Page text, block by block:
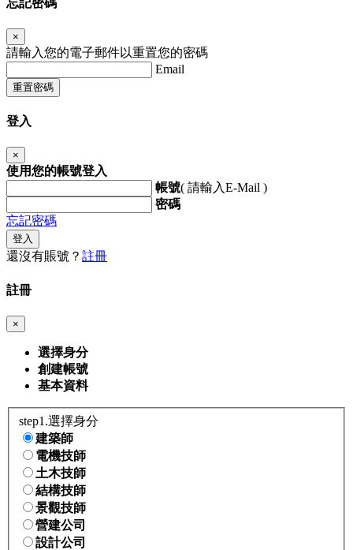
×
請輸入您的電子郵件以重置您的密碼
Email
重置密碼
登入
×
使用您的帳號登入
帳號( 請輸入E-Mail )
密碼
忘記密碼
登入
還沒有賬號？ 註冊
註冊
×
選擇身分
創建帳號
基本資料
step1.選擇身分
建築師
電機技師
土木技師
結構技師
景觀技師
營建公司
設計公司